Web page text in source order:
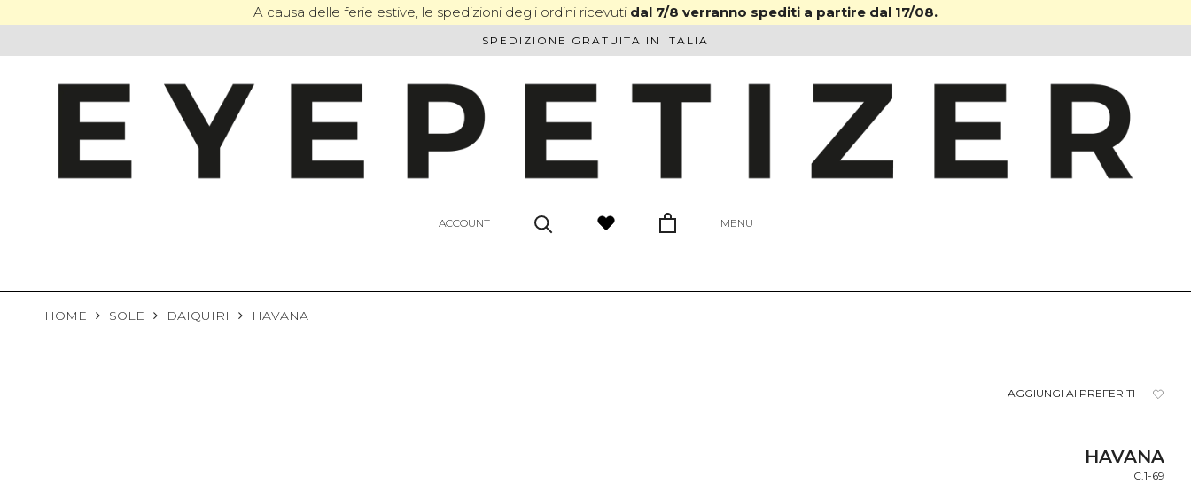
content
A causa delle ferie estive, le spedizioni degli ordini ricevuti dal 7/8 verranno spediti a partire dal 17/08.
SPEDIZIONE GRATUITA IN ITALIA
ACCOUNT MENU
HOME SOLE DAIQUIRI HAVANA
AGGIUNGI AI PREFERITI
HAVANA
C.1-69